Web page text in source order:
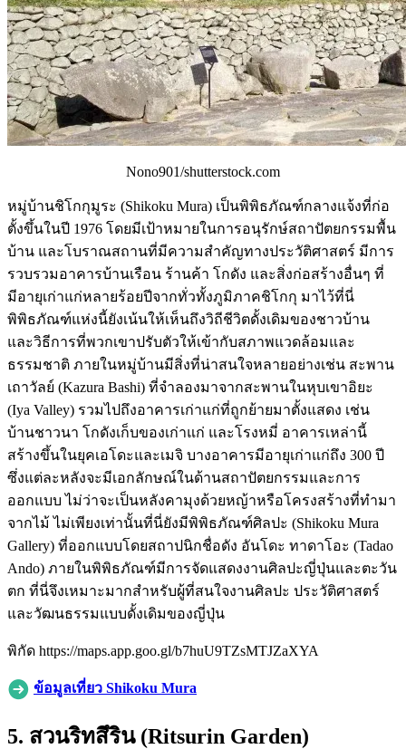
Nono901/shutterstock.com
หมู่บ้านชิโกกุมูระ (Shikoku Mura) เป็นพิพิธภัณฑ์กลางแจ้งที่ก่อ
ตั้งขึ้นในปี 1976 โดยมีเป้าหมายในการอนุรักษ์สถาปัตยกรรมพื้น
บ้าน และโบราณสถานที่มีความสำคัญทางประวัติศาสตร์ มีการ
รวบรวมอาคารบ้านเรือน ร้านค้า โกดัง และสิ่งก่อสร้างอื่นๆ ที่
มีอายุเก่าแก่หลายร้อยปีจากทั่วทั้งภูมิภาคชิโกกุ มาไว้ที่นี่
พิพิธภัณฑ์แห่งนี้ยังเน้นให้เห็นถึงวิถีชีวิตดั้งเดิมของชาวบ้าน
และวิธีการที่พวกเขาปรับตัวให้เข้ากับสภาพแวดล้อมและ
ธรรมชาติ ภายในหมู่บ้านมีสิ่งที่น่าสนใจหลายอย่างเช่น สะพาน
เถาวัลย์ (Kazura Bashi) ที่จำลองมาจากสะพานในหุบเขาอิยะ
(Iya Valley) รวมไปถึงอาคารเก่าแก่ที่ถูกย้ายมาตั้งแสดง เช่น
บ้านชาวนา โกดังเก็บของเก่าแก่ และโรงหมี่ อาคารเหล่านี้
สร้างขึ้นในยุคเอโดะและเมจิ บางอาคารมีอายุเก่าแก่ถึง 300 ปี
ซึ่งแต่ละหลังจะมีเอกลักษณ์ในด้านสถาปัตยกรรมและการ
ออกแบบ ไม่ว่าจะเป็นหลังคามุงด้วยหญ้าหรือโครงสร้างที่ทำมา
จากไม้ ไม่เพียงเท่านั้นที่นี่ยังมีพิพิธภัณฑ์ศิลปะ (Shikoku Mura
Gallery) ที่ออกแบบโดยสถาปนิกชื่อดัง อันโดะ ทาดาโอะ (Tadao
Ando) ภายในพิพิธภัณฑ์มีการจัดแสดงงานศิลปะญี่ปุ่นและตะวัน
ตก ที่นี่จึงเหมาะมากสำหรับผู้ที่สนใจงานศิลปะ ประวัติศาสตร์
และวัฒนธรรมแบบดั้งเดิมของญี่ปุ่น
พิกัด https://maps.app.goo.gl/b7huU9TZsMTJZaXYA
ข้อมูลเที่ยว Shikoku Mura
5. สวนริทสึริน (Ritsurin Garden)